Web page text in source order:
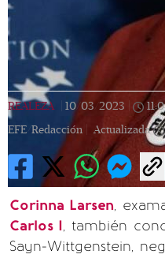
REALEZA 10/03/2023
EFE/Redacción |
Actualizada
Corinna Larsen,
Carlos I, también
Sayn-Wittgenstein,